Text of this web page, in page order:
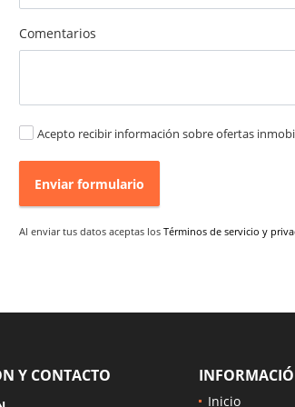
Comentarios
Acepto recibir información sobre ofertas
Enviar formulario
Al enviar tus datos aceptas los Términos de servicio y
Y CONTACTO
Inicio